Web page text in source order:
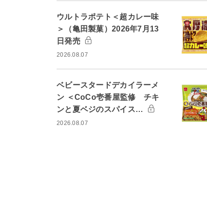
ウルトラポテト＜超カレー味
＞（亀田製菓）2026年7月13
日発売
2026.08.07
ベビースタードデカイラーメ
ン ＜CoCo壱番屋監修 チキ
ンと夏ベジのスパイス…
2026.08.07